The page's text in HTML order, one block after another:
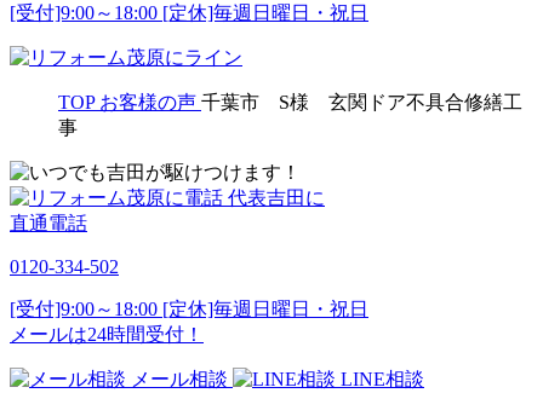
[受付]9:00～18:00 [定休]毎週日曜日・祝日
TOP お客様の声 千葉市 S様 玄関ドア不具合修繕工
事
代表吉田に
直通電話
0120-334-502
[受付]9:00～18:00 [定休]毎週日曜日・祝日
メールは24時間受付！
メール相談 LINE相談